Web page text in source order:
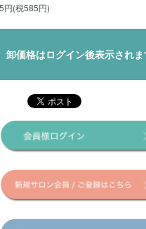
円(税585円)
卸価格はログイン後表示されま